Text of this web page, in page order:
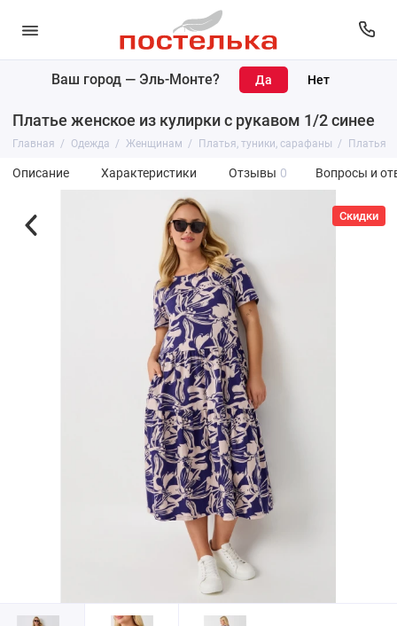
Ваш город — Эль-Монте?
Платье женское из кулирки с рукавом 1/2 синее
Главная Одежда Женщинам Платья, туники, сарафаны Платья
Описание Характеристики Отзывы 0 Вопросы и
Скидки